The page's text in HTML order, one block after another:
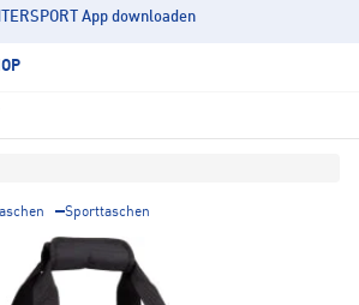
App downloaden
Taschen Sporttaschen